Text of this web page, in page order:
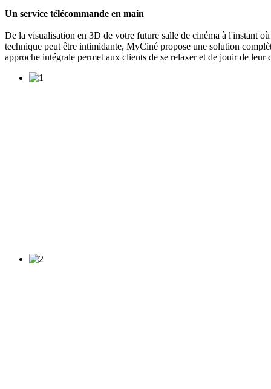
Un service télécommande en main
De la visualisation en 3D de votre future salle de cinéma à l'instant
technique peut être intimidante, MyCiné propose une solution
approche intégrale permet aux clients de se relaxer et de jouir de leur